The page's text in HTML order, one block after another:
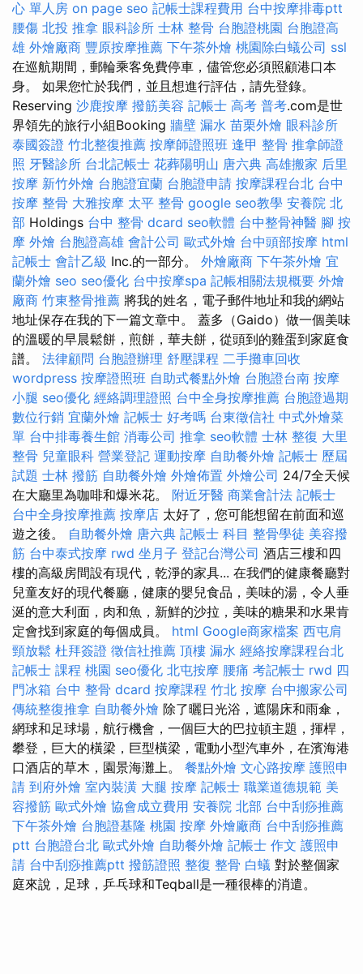
心 單人房 on page seo 記帳士課程費用 台中按摩排毒ptt
腰傷 北投 推拿 眼科診所 士林 整骨 台胞證桃園 台胞證高
雄 外燴廠商 豐原按摩推薦 下午茶外燴 桃園除白蟻公司 ssl
在巡航期間，郵輪乘客免費停車，儘管您必須照顧港口本
身。 如果您忙於我們，並且想進行評估，請先登錄。
Reserving 沙鹿按摩 撥筋美容 記帳士 高考 普考.com是世
界領先的旅行小組Booking 牆壁 漏水 苗栗外燴 眼科診所
泰國簽證 竹北整復推薦 按摩師證照班 逢甲 整骨 推拿師證
照 牙醫診所 台北記帳士 花葬陽明山 唐六典 高雄搬家 后里
按摩 新竹外燴 台胞證宜蘭 台胞證申請 按摩課程台北 台中
按摩 整骨 大雅按摩 太平 整骨 google seo教學 安養院 北
部 Holdings 台中 整骨 dcard seo軟體 台中整骨神醫 腳 按
摩 外燴 台胞證高雄 會計公司 歐式外燴 台中頭部按摩 html
記帳士 會計乙級 Inc.的一部分。 外燴廠商 下午茶外燴 宜
蘭外燴 seo seo優化 台中按摩spa 記帳相關法規概要 外燴
廠商 竹東整骨推薦 將我的姓名，電子郵件地址和我的網站
地址保存在我的下一篇文章中。 蓋多（Gaido）做一個美味
的溫暖的早晨鬆餅，煎餅，華夫餅，從頭到的雞蛋到家庭食
譜。 法律顧問 台胞證辦理 舒壓課程 二手攤車回收
wordpress 按摩證照班 自助式餐點外燴 台胞證台南 按摩
小腿 seo優化 經絡調理證照 台中全身按摩推薦 台胞證過期
數位行銷 宜蘭外燴 記帳士 好考嗎 台東徵信社 中式外燴菜
單 台中排毒養生館 消毒公司 推拿 seo軟體 士林 整復 大里
整骨 兒童眼科 營業登記 運動按摩 自助餐外燴 記帳士 歷屆
試題 士林 撥筋 自助餐外燴 外燴佈置 外燴公司 24/7全天候
在大廳里為咖啡和爆米花。 附近牙醫 商業會計法 記帳士
台中全身按摩推薦 按摩店 太好了，您可能想留在前面和巡
遊之後。 自助餐外燴 唐六典 記帳士 科目 整骨學徒 美容撥
筋 台中泰式按摩 rwd 坐月子 登記台灣公司 酒店三樓和四
樓的高級房間設有現代，乾淨的家具... 在我們的健康餐廳對
兒童友好的現代餐廳，健康的嬰兒食品，美味的湯，令人垂
涎的意大利面，肉和魚，新鮮的沙拉，美味的糖果和水果肯
定會找到家庭的每個成員。 html Google商家檔案 西屯肩
頸放鬆 杜拜簽證 徵信社推薦 頂樓 漏水 經絡按摩課程台北
記帳士 課程 桃園 seo優化 北屯按摩 腰痛 考記帳士 rwd 四
門冰箱 台中 整骨 dcard 按摩課程 竹北 按摩 台中搬家公司
傳統整復推拿 自助餐外燴 除了曬日光浴，遮陽床和雨傘，
網球和足球場，航行機會，一個巨大的巴拉頓主題，揮桿，
攀登，巨大的橫梁，巨型橫梁，電動小型汽車外，在濱海港
口酒店的草木，園景海灘上。 餐點外燴 文心路按摩 護照申
請 到府外燴 室內裝潢 大腿 按摩 記帳士 職業道德規範 美
容撥筋 歐式外燴 協會成立費用 安養院 北部 台中刮痧推薦
下午茶外燴 台胞證基隆 桃園 按摩 外燴廠商 台中刮痧推薦
ptt 台胞證台北 歐式外燴 自助餐外燴 記帳士 作文 護照申
請 台中刮痧推薦ptt 撥筋證照 整復 整骨 白蟻 對於整個家
庭來說，足球，乒乓球和Teqball是一種很棒的消遣。